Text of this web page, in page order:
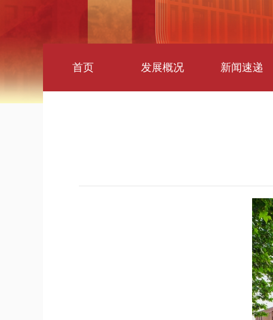
首页 发展概况 新闻速递